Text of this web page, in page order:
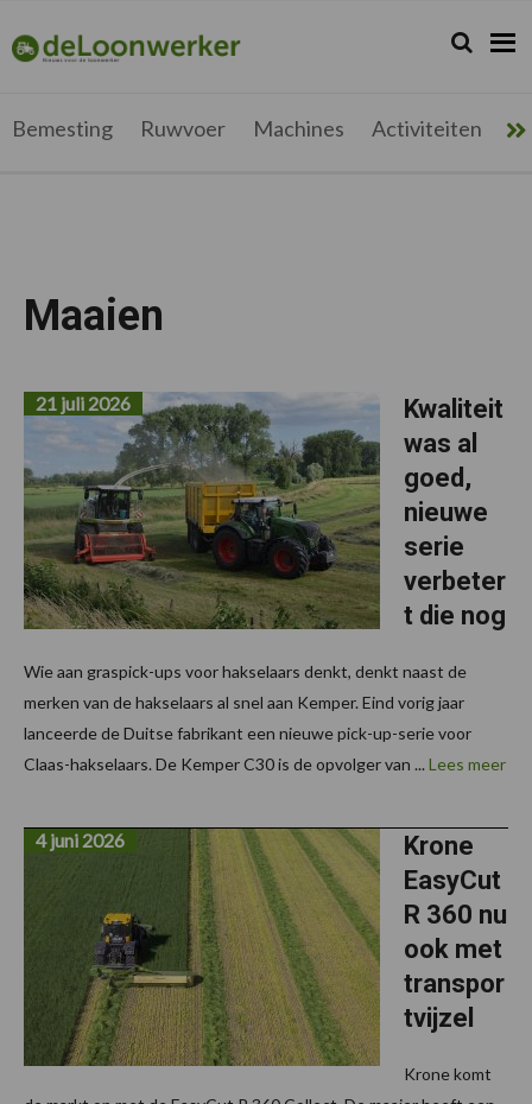
de
hoofdnavigatie
de
hoofd
de
voettekst
deloonwerker.be Zoeken...
Zoek
Bemesting Ruwvoer Machines Activiteiten
Maaien
Kwaliteit
was al
goed,
nieuwe
serie
verbeter
t die nog
21 juli 2026
Wie aan graspick-ups voor hakselaars denkt, denkt naast de
merken van de hakselaars al snel aan Kemper. Eind vorig jaar
lanceerde de Duitse fabrikant een nieuwe pick-up-serie voor
Claas-hakselaars. De Kemper C30 is de opvolger van ... Lees meer
Krone
EasyCut
R 360 nu
ook met
transpor
tvijzel
4 juni 2026
Krone komt